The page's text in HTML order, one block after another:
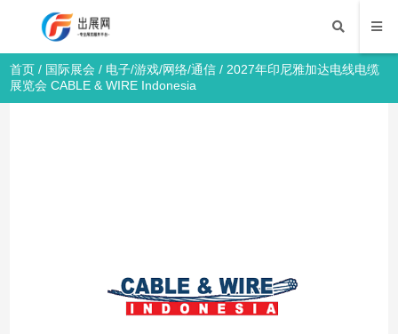
首页 / 国际展会 / 电子/游戏/网络/通信 / 2027年印尼雅加达电线电缆
展览会 CABLE & WIRE Indonesia